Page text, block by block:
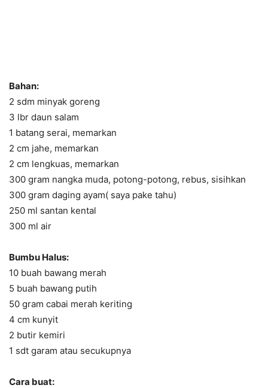
Bahan:
2 sdm minyak goreng
3 lbr daun salam
1 batang serai, memarkan
2 cm jahe, memarkan
2 cm lengkuas, memarkan
300 gram nangka muda, potong-potong, rebus, sisihkan
300 gram daging ayam( saya pake tahu)
250 ml santan kental
300 ml air
Bumbu Halus:
10 buah bawang merah
5 buah bawang putih
50 gram cabai merah keriting
4 cm kunyit
2 butir kemiri
1 sdt garam atau secukupnya
Cara buat: